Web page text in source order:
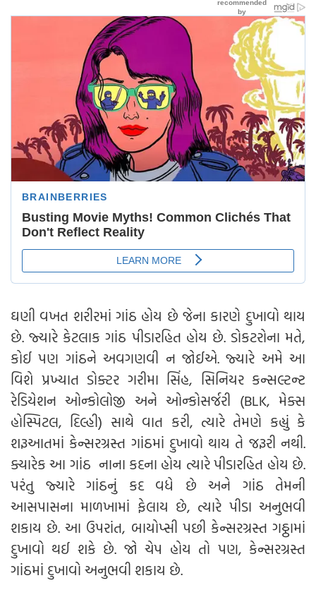
ઘણી વખત શરીરમાં ગાંઠ હોય છે જેના કારણે દુખાવો થાય
છે. જ્યારે કેટલાક ગાંઠ પીડારહિત હોય છે. ડોકટરોના મતે,
કોઈ પણ ગાંઠને અવગણવી ન જોઈએ. જ્યારે અમે આ
વિશે પ્રખ્યાત ડોક્ટર ગરીમા સિંહ, સિનિયર કન્સલ્ટન્ટ
રેડિયેશન ઓન્કોલોજી અને ઓન્કોસર્જરી (BLK, મેક્સ
હોસ્પિટલ, દિલ્હી) સાથે વાત કરી, ત્યારે તેમણે કહ્યું કે
શરૂઆતમાં કેન્સરગ્રસ્ત ગાંઠમાં દુખાવો થાય તે જરૂરી નથી.
ક્યારેક આ ગાંઠ નાના કદના હોય ત્યારે પીડારહિત હોય છે.
પરંતુ જ્યારે ગાંઠનું કદ વધે છે અને ગાંઠ તેમની
આસપાસના માળખામાં ફેલાય છે, ત્યારે પીડા અનુભવી
શકાય છે. આ ઉપરાંત, બાયોપ્સી પછી કેન્સરગ્રસ્ત ગઠ્ઠામાં
દુખાવો થઈ શકે છે. જો ચેપ હોય તો પણ, કેન્સરગ્રસ્ત
ગાંઠમાં દુખાવો અનુભવી શકાય છે.